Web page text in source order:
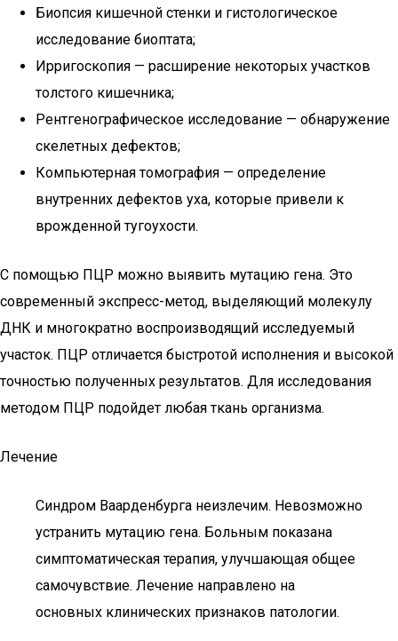
Биопсия кишечной стенки и гистологическое
исследование биоптата;
Ирригоскопия — расширение некоторых участков
толстого кишечника;
Рентгенографическое исследование — обнаружение
скелетных дефектов;
Компьютерная томография — определение
внутренних дефектов уха, которые привели к
врожденной тугоухости.
С помощью ПЦР можно выявить мутацию гена. Это
современный экспресс-метод, выделяющий молекулу
ДНК и многократно воспроизводящий исследуемый
участок. ПЦР отличается быстротой исполнения и высокой
точностью полученных результатов. Для исследования
методом ПЦР подойдет любая ткань организма.
Лечение
Синдром Ваарденбурга неизлечим. Невозможно
устранить мутацию гена. Больным показана
симптоматическая терапия, улучшающая общее
самочувствие. Лечение направлено на
основных клинических признаков патологии.